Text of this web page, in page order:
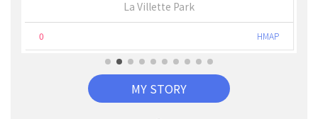
La Villette Park
0 HMAP
MY STORY